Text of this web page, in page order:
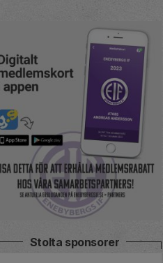
Stolta sponsorer